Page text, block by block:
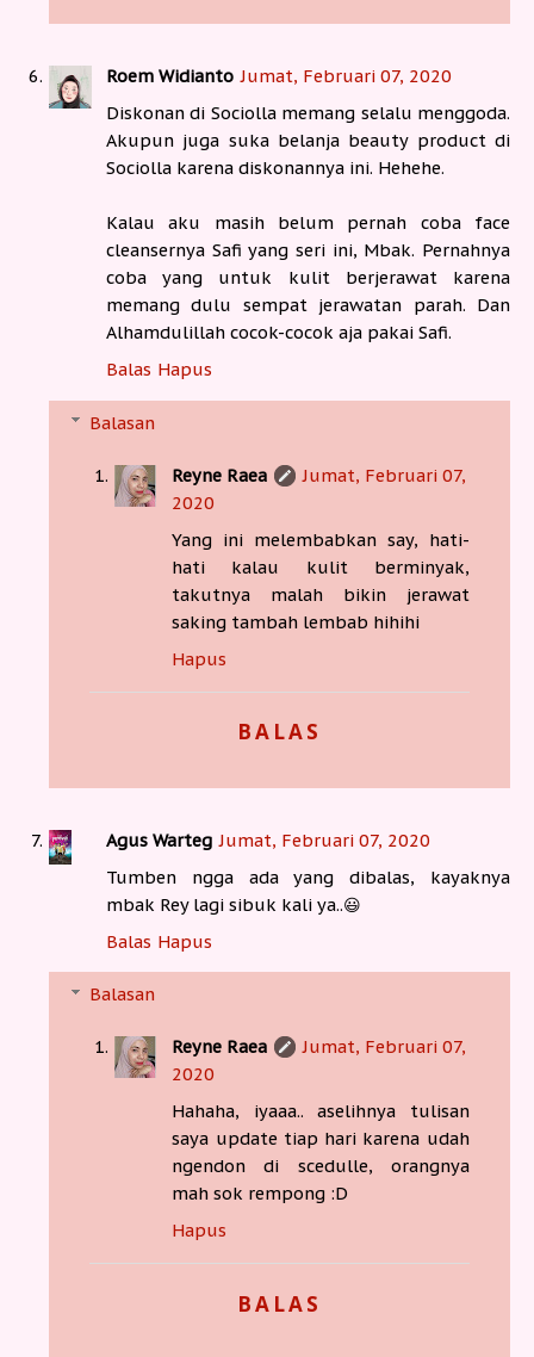
Roem Widianto Jumat, Februari 07, 2020
Diskonan di Sociolla memang selalu menggoda.
Akupun juga suka belanja beauty product di
Sociolla karena diskonannya ini. Hehehe.
Kalau aku masih belum pernah coba face
cleansernya Safi yang seri ini, Mbak. Pernahnya
coba yang untuk kulit berjerawat karena
memang dulu sempat jerawatan parah. Dan
Alhamdulillah cocok-cocok aja pakai Safi.
Balas Hapus
Balasan
Reyne Raea
Jumat, Februari 07,
2020
Yang ini melembabkan say, hati-
hati kalau kulit berminyak,
takutnya malah bikin jerawat
saking tambah lembab hihihi
Hapus
BALAS
Agus Warteg Jumat, Februari 07, 2020
Tumben ngga ada yang dibalas, kayaknya
mbak Rey lagi sibuk kali ya..😃
Balas Hapus
Balasan
Reyne Raea
Jumat, Februari 07,
2020
Hahaha, iyaaa.. aselihnya tulisan
saya update tiap hari karena udah
ngendon di scedulle, orangnya
mah sok rempong :D
Hapus
BALAS